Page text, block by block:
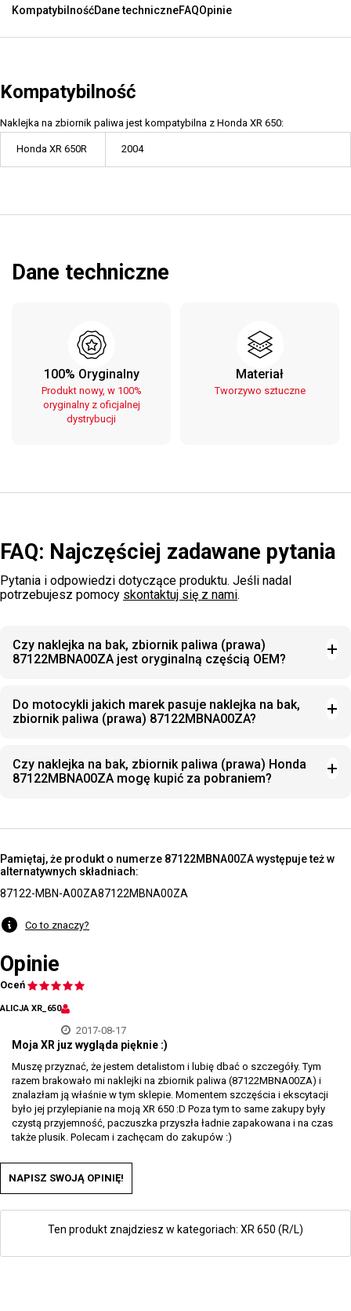
KompatybilnośćDane techniczneFAQOpinie
Kompatybilność
Naklejka na zbiornik paliwa jest kompatybilna z Honda XR 650:
Honda XR 650R 2004
Dane techniczne
100% Oryginalny
Produkt nowy, w 100%
oryginalny z oficjalnej
dystrybucji
Materiał
Tworzywo sztuczne
FAQ: Najczęściej zadawane pytania
Pytania i odpowiedzi dotyczące produktu. Jeśli nadal
potrzebujesz pomocy skontaktuj się z nami.
Czy naklejka na bak, zbiornik paliwa (prawa)
87122MBNA00ZA jest oryginalną częścią OEM?
Do motocykli jakich marek pasuje naklejka na bak,
zbiornik paliwa (prawa) 87122MBNA00ZA?
Czy naklejka na bak, zbiornik paliwa (prawa) Honda
87122MBNA00ZA mogę kupić za pobraniem?
Pamiętaj, że produkt o numerze 87122MBNA00ZA występuje też w
alternatywnych składniach:
87122-MBN-A00ZA87122MBNA00ZA
Co to znaczy?
Opinie
Oceń
ALICJA XR_650
2017-08-17
Moja XR juz wygląda pięknie :)
Muszę przyznać, że jestem detalistom i lubię dbać o szczegóły. Tym
razem brakowało mi naklejki na zbiornik paliwa (87122MBNA00ZA) i
znalazłam ją właśnie w tym sklepie. Momentem szczęścia i ekscytacji
było jej przylepianie na moją XR 650 :D Poza tym to same zakupy były
czystą przyjemność, paczuszka przyszła ładnie zapakowana i na czas
także plusik. Polecam i zachęcam do zakupów :)
NAPISZ SWOJĄ OPINIĘ!
Ten produkt znajdziesz w kategoriach: XR 650 (R/L)